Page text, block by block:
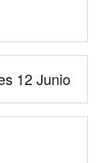
12 Junio